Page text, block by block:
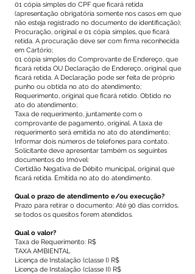
01 cópia simples do CPF que ficará retida
(apresentação obrigatória somente nos casos em que
não esteja registrado no documento de identificação);
Procuração, original e 01 cópia simples, que ficará
retida. A procuração deve ser com firma reconhecida
em Cartório;
01 cópia simples do Comprovante de Endereço, que
ficará retida OU Declaração de Endereço, original que
ficará retida. A Declaração pode ser feita de próprio
punho ou obtida no ato do atendimento;
Requerimento, original que ficará retido. Obtido no
ato do atendimento;
Taxa de requerimento, juntamente com o
comprovante de pagamento, original. A taxa de
requerimento será emitida no ato do atendimento;
Informar dois números de telefones para contato.
Solicitante deve apresentar também os seguintes
documentos do Imóvel:
Certidão Negativa de Débito municipal, original que
ficará retida. Emitida no ato do atendimento.
Qual o prazo de atendimento e/ou execução?
Prazo para retirar o documento: Até 90 dias corridos,
se todos os quesitos forem atendidos.
Qual o valor?
Taxa de Requerimento: R$
TAXA AMBIENTAL
Licença de Instalação (classe I) R$
Licença de Instalação (classe II) R$